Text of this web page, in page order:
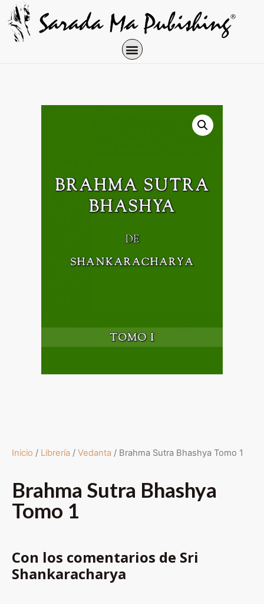
Inicio / Librería / Vedanta / Brahma Sutra Bhashya Tomo 1
Brahma Sutra Bhashya
Tomo 1
Con los comentarios de Sri
Shankaracharya